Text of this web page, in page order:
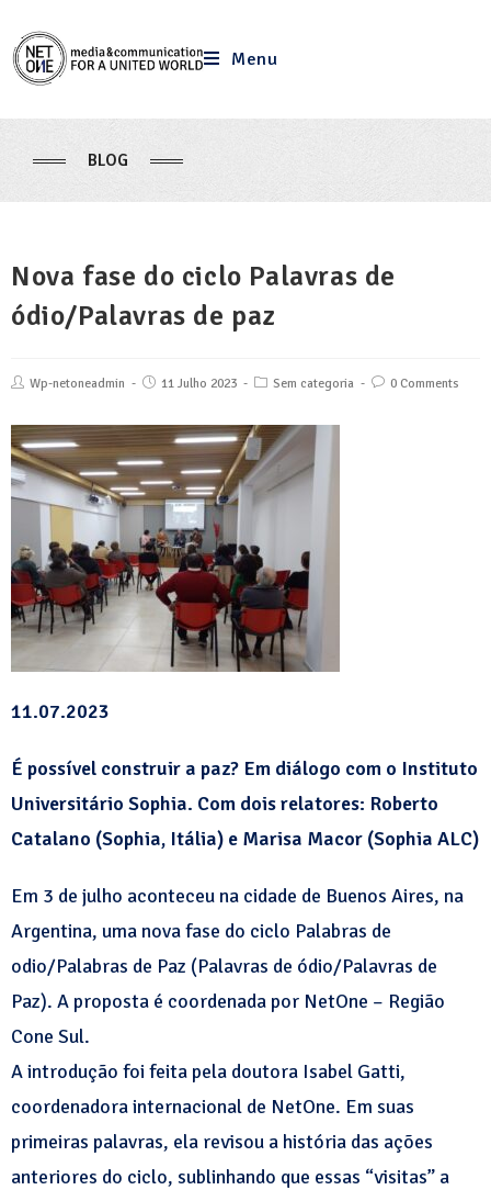
Menu
BLOG
Nova fase do ciclo Palavras de
ódio/Palavras de paz
Wp-netoneadmin 11 Julho 2023 Sem categoria 0 Comments
11.07.2023
É possível construir a paz? Em diálogo com o Instituto
Universitário Sophia. Com dois relatores: Roberto
Catalano (Sophia, Itália) e Marisa Macor (Sophia ALC)
Em 3 de julho aconteceu na cidade de Buenos Aires, na
Argentina, uma nova fase do ciclo Palabras de
odio/Palabras de Paz (Palavras de ódio/Palavras de
Paz). A proposta é coordenada por NetOne – Região
Cone Sul.
A introdução foi feita pela doutora Isabel Gatti,
coordenadora internacional de NetOne. Em suas
primeiras palavras, ela revisou a história das ações
anteriores do ciclo, sublinhando que essas “visitas” a